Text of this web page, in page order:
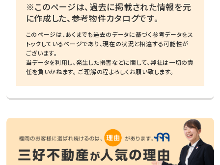
※このページは、過去に掲載された情報を元
に作成した、参考物件カタログです。
このページは、あくまでも過去のデータに基づく参考データをス
トックしているページであり、現在の状況と相違する可能性が
ございます。
当データを利用し、発生した損害などに関して、弊社は一切の責
任を負いかねます。 ご理解の程よろしくお願い致します。